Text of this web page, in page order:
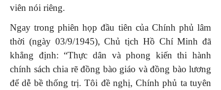
viên nói riêng.
Ngay trong phiên họp đầu tiên của Chính phủ lâm
thời (ngày 03/9/1945), Chủ tịch Hồ Chí Minh đã
khẳng định: “Thực dân và phong kiến thi hành
chính sách chia rẽ đồng bào giáo và đồng bào lương
để dễ bề thống trị. Tôi đề nghị, Chính phủ ta tuyên